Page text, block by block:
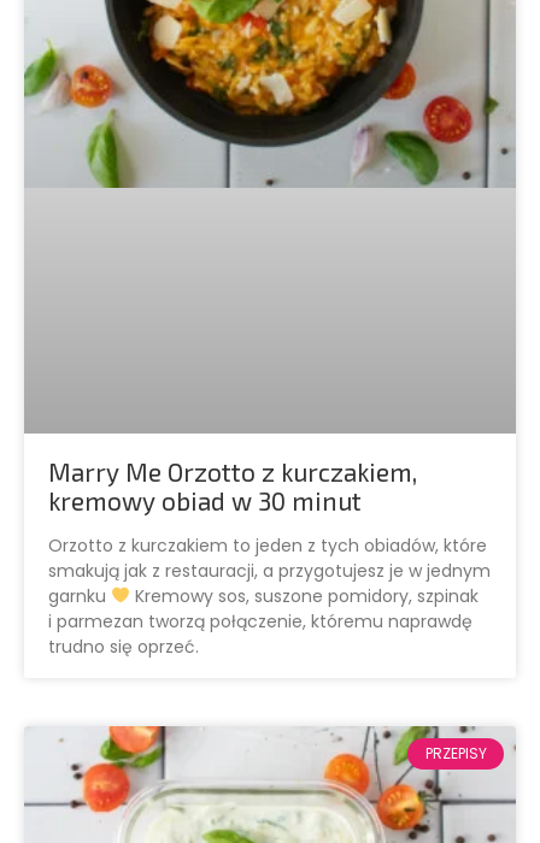
Marry Me Orzotto z kurczakiem,
kremowy obiad w 30 minut
Orzotto z kurczakiem to jeden z tych obiadów, które
smakują jak z restauracji, a przygotujesz je w jednym
garnku
Kremowy sos, suszone pomidory, szpinak
i parmezan tworzą połączenie, któremu naprawdę
trudno się oprzeć.
PRZEPISY